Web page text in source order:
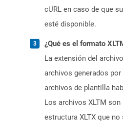
cURL en caso de que
esté disponible.
¿Qué es el formato
La extensión del
archivos generados
archivos de plantilla
Los archivos XLTM
estructura XLTX que